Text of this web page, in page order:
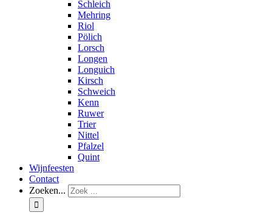
Schleich
Mehring
Riol
Pölich
Lorsch
Longen
Longuich
Kirsch
Schweich
Kenn
Ruwer
Trier
Nittel
Pfalzel
Quint
Wijnfeesten
Contact
Zoeken...